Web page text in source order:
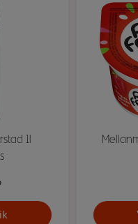
1l